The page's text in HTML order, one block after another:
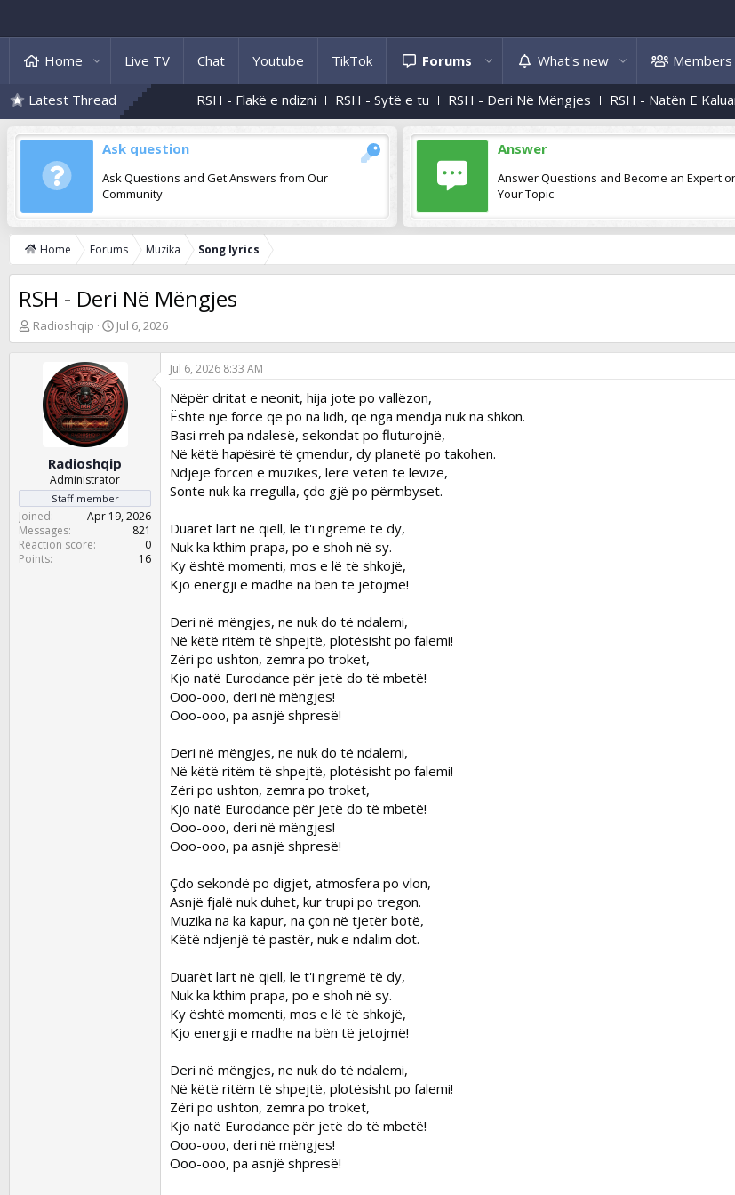
Home Live TV Chat Youtube TikTok Forums What's new Members
Latest Thread RSH - Flakë e ndizni RSH - Sytë e tu RSH - Deri Në Mëngjes RSH - Natën E Kaluam
Ask question
Ask Questions and Get Answers from Our
Community
Answer
Answer Questions and Become an Expert
Your Topic
Home Forums Muzika Song lyrics
RSH - Deri Në Mëngjes
T
h
r
Radioshqip
S
t
r
t
d
a
t
Jul 6, 2026
Radioshqip
Administrator
Staff member
Joined
Apr 19, 2026
Messages
821
Reaction score
0
Points
16
Jul 6, 2026 8:33 AM
Nëpër dritat e neonit, hija jote po vallëzon,
Është një forcë që po na lidh, që nga mendja nuk na shkon.
Basi rreh pa ndalesë, sekondat po fluturojnë,
Në këtë hapësirë të çmendur, dy planetë po takohen.
Ndjeje forcën e muzikës, lëre veten të lëvizë,
Sonte nuk ka rregulla, çdo gjë po përmbyset.
Duarët lart në qiell, le t'i ngremë të dy,
Nuk ka kthim prapa, po e shoh në sy.
Ky është momenti, mos e lë të shkojë,
Kjo energji e madhe na bën të jetojmë!
Deri në mëngjes, ne nuk do të ndalemi,
Në këtë ritëm të shpejtë, plotësisht po falemi!
Zëri po ushton, zemra po troket,
Kjo natë Eurodance për jetë do të mbetë!
Ooo-ooo, deri në mëngjes!
Ooo-ooo, pa asnjë shpresë!
Deri në mëngjes, ne nuk do të ndalemi,
Në këtë ritëm të shpejtë, plotësisht po falemi!
Zëri po ushton, zemra po troket,
Kjo natë Eurodance për jetë do të mbetë!
Ooo-ooo, deri në mëngjes!
Ooo-ooo, pa asnjë shpresë!
Çdo sekondë po digjet, atmosfera po vlon,
Asnjë fjalë nuk duhet, kur trupi po tregon.
Muzika na ka kapur, na çon në tjetër botë,
Këtë ndjenjë të pastër, nuk e ndalim dot.
Duarët lart në qiell, le t'i ngremë të dy,
Nuk ka kthim prapa, po e shoh në sy.
Ky është momenti, mos e lë të shkojë,
Kjo energji e madhe na bën të jetojmë!
Deri në mëngjes, ne nuk do të ndalemi,
Në këtë ritëm të shpejtë, plotësisht po falemi!
Zëri po ushton, zemra po troket,
Kjo natë Eurodance për jetë do të mbetë!
Ooo-ooo, deri në mëngjes!
Ooo-ooo, pa asnjë shpresë!